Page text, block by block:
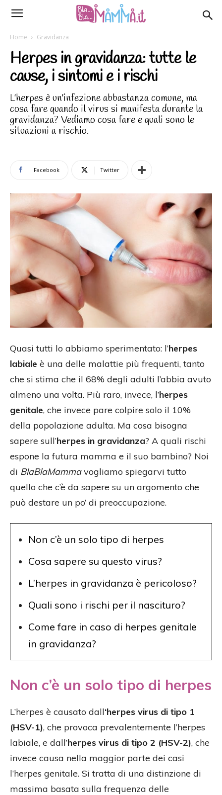
Home Gravidanza
Herpes in gravidanza: tutte le
cause, i sintomi e i rischi
L'herpes è un'infezione abbastanza comune, ma
cosa fare quando il virus si manifesta durante la
gravidanza? Vediamo cosa fare e quali sono le
situazioni a rischio.
Facebook Twitter
Quasi tutti lo abbiamo sperimentato: l’herpes
labiale è una delle malattie più frequenti, tanto
che si stima che il 68% degli adulti l’abbia avuto
almeno una volta. Più raro, invece, l’herpes
genitale, che invece pare colpire solo il 10%
della popolazione adulta. Ma cosa bisogna
sapere sull’herpes in gravidanza? A quali rischi
espone la futura mamma e il suo bambino? Noi
di BlaBlaMammavogliamo spiegarvi tutto
quello che c’è da sapere su un argomento che
può destare un po’ di preoccupazione.
Non c’è un solo tipo di herpes
Cosa sapere su questo virus?
L’herpes in gravidanza è pericoloso?
Quali sono i rischi per il nascituro?
Come fare in caso di herpes genitale
in gravidanza?
Non c’è un solo tipo di herpes
L’herpes è causato dall‘herpes virus di tipo 1
(HSV-1), che provoca prevalentemente l’herpes
labiale, e dall’herpes virus di tipo 2 (HSV-2), che
invece causa nella maggior parte dei casi
l’herpes genitale. Si tratta di una distinzione di
massima basata sulla frequenza delle